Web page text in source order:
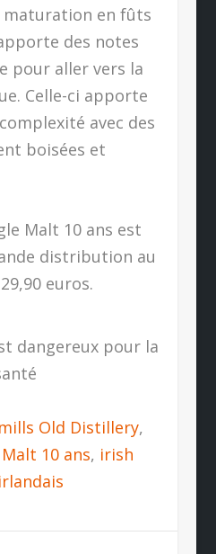
maturation en fûts
des notes
pour aller vers la
Celle-ci apporte
avec des
boisées et
Malt 10 ans est
distribution au
euros.
dangereux pour la
Old Distillery,
10 ans, irish